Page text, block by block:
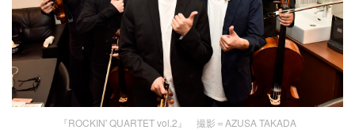
『ROCKIN' QUARTET vol.2』 撮影＝AZUSA TAKADA